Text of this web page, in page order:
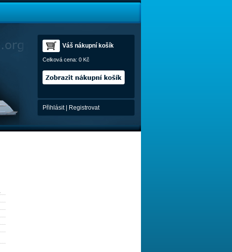
Váš nákupní košík
Celková cena: 0 Kč
Přihlásit| Registrovat